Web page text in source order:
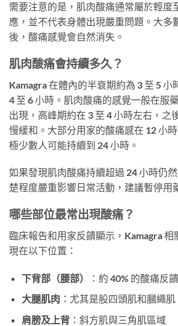
需要注意的是，肌肉酸痛通常屬於輕度
應，並不代表身體出現嚴重問題。大多
後，酸痛感覺會自然消失。
肌肉酸痛會持續多久？
Kamagra 在體內的半衰期約為 3 至 5
4 至 6 小時。肌肉酸痛的感覺一般在服
出現，高峰期約在 3 至 4 小時左右，之
慢緩和。大部分用家的酸痛感在 12 小
極少數人可能持續到 24 小時。
如果發現肌肉酸痛持續超過 24 小時仍
楚程度嚴重影響日常活動，建議暫停用
哪些部位最常出現酸痛？
臨床報告和用家反饋顯示，Kamagra
現在以下位置：
下背部（腰部）
：約 40% 的酸痛反
大腿肌肉 ：尤其是股四頭肌和膕繩肌
肩膀及上背：斜方肌與三角肌區域